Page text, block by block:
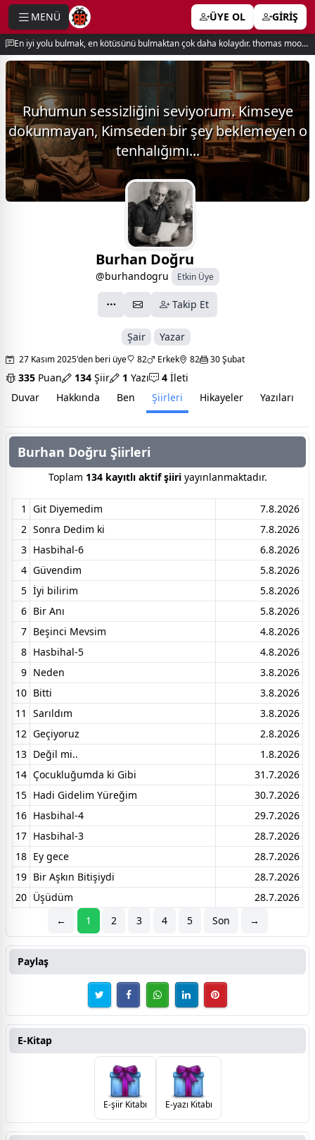
MENÜ ÜYE OL GİRİŞ
En iyi yolu bulmak, en kötüsünü bulmaktan çok daha kolaydır. thomas moore
Ruhumun sessizliğini seviyorum. Kimseye
dokunmayan, Kimseden bir şey beklemeyen o
tenhalığımı...
Burhan Doğru
@burhandogru Etkin Üye
Takip Et
Şair Yazar
27 Kasım 2025'den beri üye 82 Erkek 82 30 Şubat
335 Puan 134 Şiir 1 Yazı 4 İleti
Duvar
Hakkında Ben Şiirleri Hikayeler Yazıları
Burhan Doğru Şiirleri
Toplam 134 kayıtlı aktif şiiriyayınlanmaktadır.
1 Git Diyemedim
7.8.2026
2 Sonra Dedim ki
7.8.2026
3 Hasbihal-6
6.8.2026
4 Güvendim
5.8.2026
5 İyi bilirim
5.8.2026
6 Bir Anı
5.8.2026
7 Beşinci Mevsim
4.8.2026
8 Hasbihal-5
4.8.2026
9 Neden
3.8.2026
10 Bitti
3.8.2026
11
Sarıldım
3.8.2026
12 Geçiyoruz
2.8.2026
13 Değil mi..
1.8.2026
14 Çocukluğumda ki Gibi
31.7.2026
15 Hadi Gidelim Yüreğim
30.7.2026
16 Hasbihal-4
29.7.2026
17 Hasbihal-3
28.7.2026
18 Ey gece
28.7.2026
19 Bir Aşkın Bitişiydi
28.7.2026
20 Üşüdüm
28.7.2026
←
1 2 3 4 5 Son →
Paylaş
E-Kitap
E-şiir Kitabı E-yazı Kitabı
menu